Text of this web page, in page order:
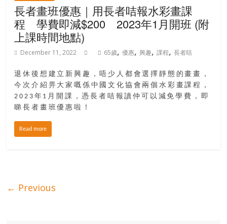
長者畫班優惠｜用長者咭報水彩畫課
程 學費即減$200 2023年1月開班 (附
上課時間地點)
December 11, 2022 65歲,優惠,興趣,課程,長者咭
退休後想建立新興趣，唔少人都會選擇靜態的畫畫，
今次介紹畀大家嘅係中國文化協會兩個水彩畫課程，
2023年1月開課，憑長者咭報讀仲可以減免學費，即
睇長者畫班優惠啦！
Read more
← Previous